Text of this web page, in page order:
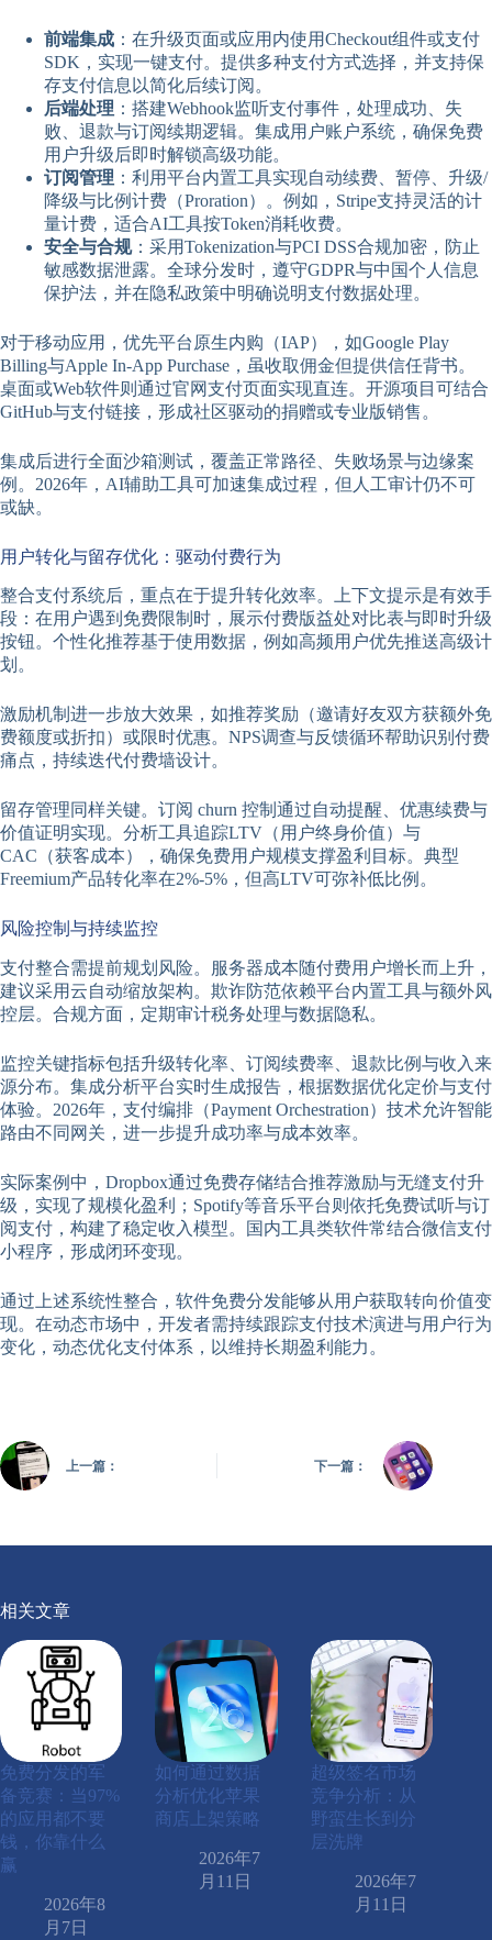
前端集成 ：在升级页面或应用内使用Checkout组件或支付
SDK，实现一键支付。提供多种支付方式选择，并支持保
存支付信息以简化后续订阅。
后端处理 ：搭建Webhook监听支付事件，处理成功、失
败、退款与订阅续期逻辑。集成用户账户系统，确保免费
用户升级后即时解锁高级功能。
订阅管理 ：利用平台内置工具实现自动续费、暂停、升级/
降级与比例计费（Proration）。例如，Stripe支持灵活的计
量计费，适合AI工具按Token消耗收费。
安全与合规：采用Tokenization与PCI DSS合规加密，防止
敏感数据泄露。全球分发时，遵守GDPR与中国个人信息
保护法，并在隐私政策中明确说明支付数据处理。
对于移动应用，优先平台原生内购（IAP），如Google Play
Billing与Apple In-App Purchase，虽收取佣金但提供信任背书。
桌面或Web软件则通过官网支付页面实现直连。开源项目可结合
GitHub与支付链接，形成社区驱动的捐赠或专业版销售。
集成后进行全面沙箱测试，覆盖正常路径、失败场景与边缘案
例。2026年，AI辅助工具可加速集成过程，但人工审计仍不可
或缺。
用户转化与留存优化：驱动付费行为
整合支付系统后，重点在于提升转化效率。上下文提示是有效手
段：在用户遇到免费限制时，展示付费版益处对比表与即时升级
按钮。个性化推荐基于使用数据，例如高频用户优先推送高级计
划。
激励机制进一步放大效果，如推荐奖励（邀请好友双方获额外免
费额度或折扣）或限时优惠。NPS调查与反馈循环帮助识别付费
痛点，持续迭代付费墙设计。
留存管理同样关键。订阅 churn 控制通过自动提醒、优惠续费与
价值证明实现。分析工具追踪LTV（用户终身价值）与
CAC（获客成本），确保免费用户规模支撑盈利目标。典型
Freemium产品转化率在2%-5%，但高LTV可弥补低比例。
风险控制与持续监控
支付整合需提前规划风险。服务器成本随付费用户增长而上升，
建议采用云自动缩放架构。欺诈防范依赖平台内置工具与额外风
控层。合规方面，定期审计税务处理与数据隐私。
监控关键指标包括升级转化率、订阅续费率、退款比例与收入来
源分布。集成分析平台实时生成报告，根据数据优化定价与支付
体验。2026年，支付编排（Payment Orchestration）技术允许智能
路由不同网关，进一步提升成功率与成本效率。
实际案例中，Dropbox通过免费存储结合推荐激励与无缝支付升
级，实现了规模化盈利；Spotify等音乐平台则依托免费试听与订
阅支付，构建了稳定收入模型。国内工具类软件常结合微信支付
小程序，形成闭环变现。
通过上述系统性整合，软件免费分发能够从用户获取转向价值变
现。在动态市场中，开发者需持续跟踪支付技术演进与用户行为
变化，动态优化支付体系，以维持长期盈利能力。
上一篇： 下一篇：
相关文章
免费分发的军
备竞赛：当97%
的应用都不要
钱，你靠什么
赢
2026年8
月7日
如何通过数据
分析优化苹果
商店上架策略
2026年7
月11日
超级签名市场
竞争分析：从
野蛮生长到分
层洗牌
2026年7
月11日